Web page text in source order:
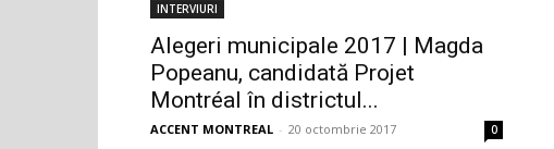
INTERVIURI
Alegeri municipale 2017 | Magda
Popeanu, candidată Projet
Montréal în districtul...
ACCENT MONTREAL - 20 octombrie 2017 0